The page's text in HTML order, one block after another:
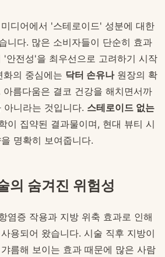
디어에서 '스테로이드' 성분에 대한
니다. 많은 소비자들이 단순히 효과
'안전성'을 최우선으로 고려하기 시작
화의 중심에는 닥터 손유나원장의 확
름다움은 결코 건강을 해치면서까
니라는 것입니다. 스테로이드 없는
이 집약된 결과물이며, 현대 뷰티 시
명확히 보여줍니다.
의 숨겨진 위험성
염증 작용과 지방 위축 효과로 인해
용되어 왔습니다. 시술 직후 지방이
름해 보이는 효과 때문에 많은 사람